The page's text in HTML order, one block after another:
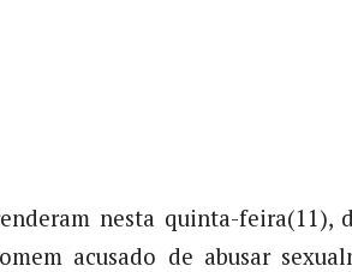
nesta quinta-feira(11),
acusado de abusar